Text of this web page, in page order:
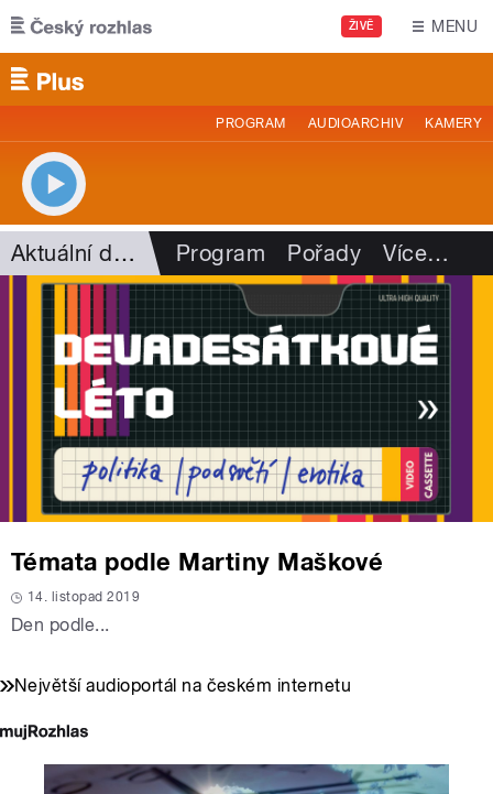
Přejít k hlavnímu obsahu
ŽIVĚ MENU
PROGRAM AUDIOARCHIV KAMERY
Aktuální dění Program Pořady Více…
Témata podle Martiny Maškové
14. listopad 2019
Den podle...
Největší audioportál na českém internetu